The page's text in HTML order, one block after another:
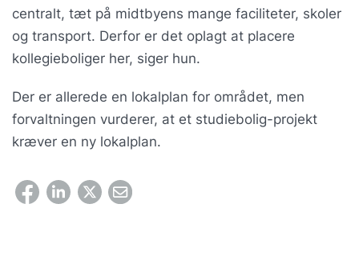
centralt, tæt på midtbyens mange faciliteter, skoler
og transport. Derfor er det oplagt at placere
kollegieboliger her, siger hun.
Der er allerede en lokalplan for området, men
forvaltningen vurderer, at et studiebolig-projekt
kræver en ny lokalplan.